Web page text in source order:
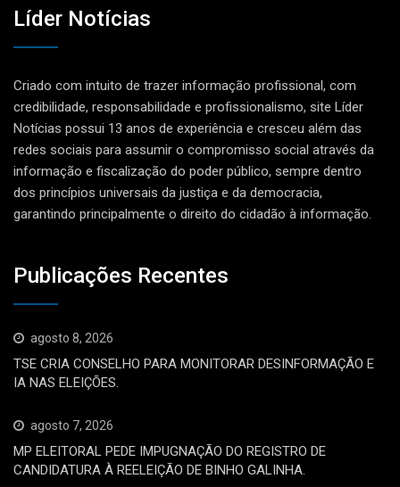
Líder Notícias
Criado com intuito de trazer informação profissional, com
credibilidade, responsabilidade e profissionalismo, site Líder
Notícias possui 13 anos de experiência e cresceu além das
redes sociais para assumir o compromisso social através da
informação e fiscalização do poder público, sempre dentro
dos princípios universais da justiça e da democracia,
garantindo principalmente o direito do cidadão à informação.
Publicações Recentes
agosto 8, 2026
TSE CRIA CONSELHO PARA MONITORAR DESINFORMAÇÃO E
IA NAS ELEIÇÕES.
agosto 7, 2026
MP ELEITORAL PEDE IMPUGNAÇÃO DO REGISTRO DE
CANDIDATURA À REELEIÇÃO DE BINHO GALINHA.